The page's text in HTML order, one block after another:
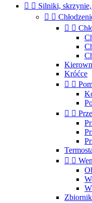
  Silniki,
 
 
Króćce
 
 
 